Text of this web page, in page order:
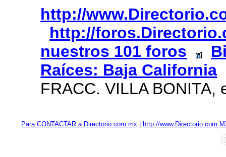
http://
http://
nuestros 101 foros
Raíces: Baja California
FRACC. VILLA BONITA,
Para CONTACTAR a Directorio.com.mx http://